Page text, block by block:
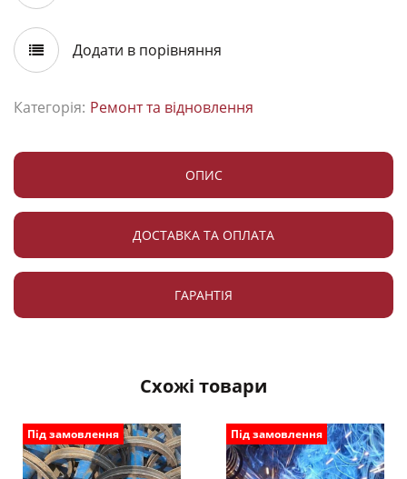
Додати в порівняння
Категорія: Ремонт та відновлення
ОПИС
ДОСТАВКА ТА ОПЛАТА
ГАРАНТІЯ
Схожі товари
Під замовлення Під замовлення